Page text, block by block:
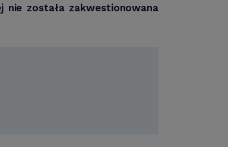
została zakwestionowana